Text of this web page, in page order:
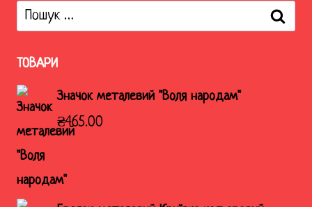
Пошук:
ТОВАРИ
Значок металевий "Воля народам"
₴465.00